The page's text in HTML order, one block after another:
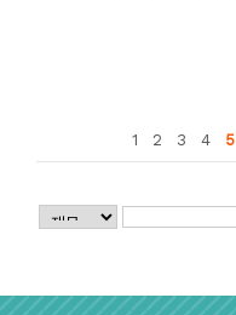
1 2 3 4 5